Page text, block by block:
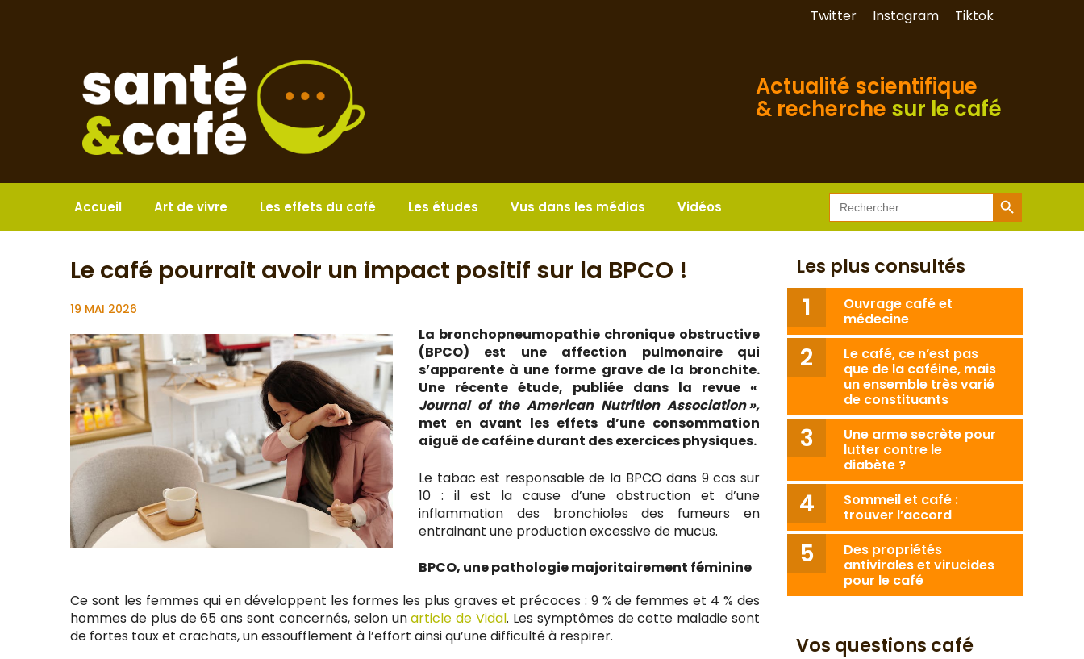
Twitter Instagram Tiktok
Actualité scientifique
& recherche sur le café
Accueil Art de vivre Les effets du café Les études Vus dans les médias Vidéos Search
for:
Search Button
Le café pourrait avoir un impact positif sur la BPCO !
19 MAI 2026
La bronchopneumopathie chronique obstructive
(BPCO) est une affection pulmonaire qui
s’apparente à une forme grave de la bronchite.
Une récente étude, publiée dans la revue «
Journal of the American Nutrition Association »,
met en avant les effets d’une consommation
aiguë de caféine durant des exercices physiques.
Le tabac est responsable de la BPCO dans 9 cas sur
10 : il est la cause d’une obstruction et d’une
inflammation des bronchioles des fumeurs en
entrainant une production excessive de mucus.
BPCO, une pathologie majoritairement féminine
Ce sont les femmes qui en développent les formes les plus graves et précoces : 9 % de femmes et 4 % des
hommes de plus de 65 ans sont concernés, selon unarticle de Vidal. Les symptômes de cette maladie sont
de fortes toux et crachats, un essoufflement à l’effort ainsi qu’une difficulté à respirer.
Les plus consultés
Ouvrage café et
médecine
Le café, ce n’est pas
que de la caféine, mais
un ensemble très varié
de constituants
Une arme secrète pour
lutter contre le
diabète ?
Sommeil et café :
trouver l’accord
Des propriétés
antivirales et virucides
pour le café
Vos questions café